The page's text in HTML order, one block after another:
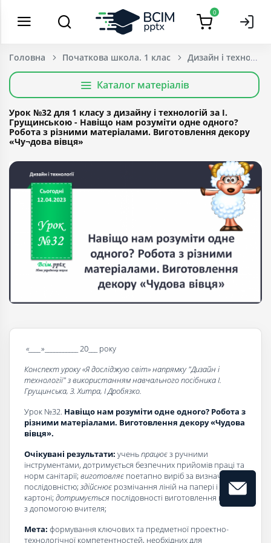
0
Головна Початкова школа. 1 клас Дизайн і технології
Каталог матеріалів
Урок №32 для 1 класу з дизайну і технологій за І.
Грущинською - Навіщо нам розуміти одне одного?
Робота з різними матеріалами. Виготовлення декору
«Чу¬дова вівця»
«____ »___________ 20___ року
Конспект уроку «Я досліджую світ» напрямку "Дизайн і
технології" з використанням навчального посібника І.
Грущинська, З. Хитра, І Дробязко.
Урок №32. Навіщо нам розуміти одне одного? Робота з
різними матеріалами. Виготовлення декору «Чудова
вівця».
Очікувані результати: ученьпрацюєз ручними
інструментами, дотримується безпечних прийомів праці та
норм санітарії; виготовляє поетапно виріб за визначеною
послідовністю; здійснює розмічання ліній на папері і
картоні; дотримується послідовності виготовлення виробу
з допомогою вчителя;
Мета: формування ключових та предметної проектно-
технологічної компетентностей, необхідних для